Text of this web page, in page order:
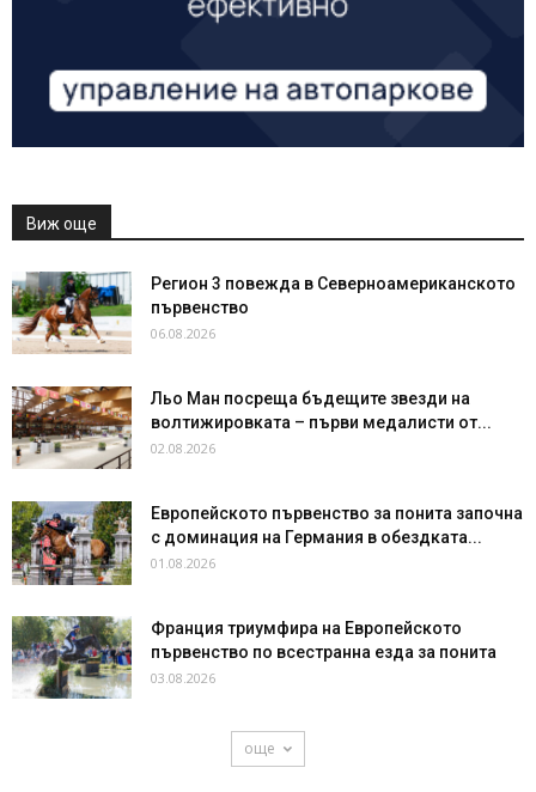
Виж още
Регион 3 повежда в Северноамериканското
първенство
06.08.2026
Льо Ман посреща бъдещите звезди на
волтижировката – първи медалисти от...
02.08.2026
Европейското първенство за понита започна
с доминация на Германия в обездката...
01.08.2026
Франция триумфира на Европейското
първенство по всестранна езда за понита
03.08.2026
още